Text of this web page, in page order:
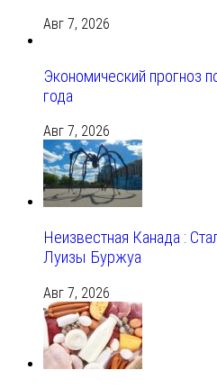
Авг 7, 2026
Экономический прогноз
года
Авг 7, 2026
Неизвестная Канада :
Луизы Буржуа
Авг 7, 2026